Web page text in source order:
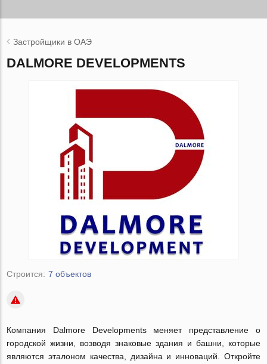
Застройщики в ОАЭ
DALMORE DEVELOPMENTS
Строится: 7 объектов
Компания Dalmore Developments меняет представление о
городской жизни, возводя знаковые здания и башни, которые
являются эталоном качества, дизайна и инноваций. Откройте